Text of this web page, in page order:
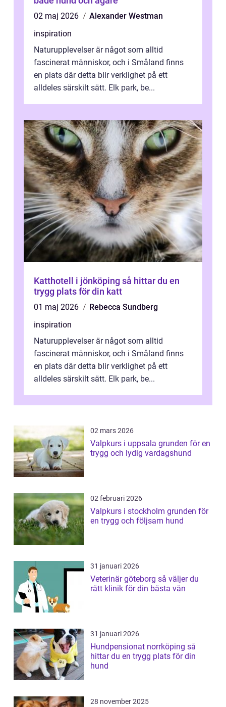
02 maj 2026
Alexander Westman
inspiration
Naturupplevelser är något som alltid
fascinerat människor, och i Småland finns
en plats där detta blir verklighet på ett
alldeles särskilt sätt. Elk park, be...
Katthotell i jönköping så hittar du en
trygg plats för din katt
01 maj 2026
Rebecca Sundberg
inspiration
Naturupplevelser är något som alltid
fascinerat människor, och i Småland finns
en plats där detta blir verklighet på ett
alldeles särskilt sätt. Elk park, be...
02 mars 2026
Valpkurs i uppsala grunden för en
trygg och lydig vardagshund
02 februari 2026
Valpkurs i stockholm grunden för
en trygg och följsam hund
31 januari 2026
Veterinär göteborg så väljer du
rätt klinik för din bästa vän
31 januari 2026
Hundpensionat norrköping så
hittar du en trygg plats för din
hund
28 november 2025